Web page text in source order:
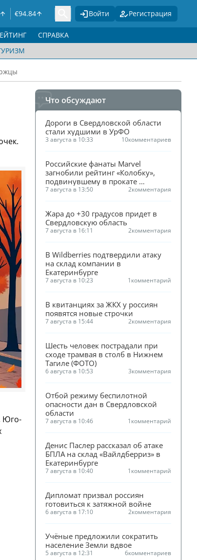
€94.84 Войти Регистрация
СПРАВКА
Юго-
Что обсуждают
Дороги в Свердловской области
стали худшими в УрФО
3 августа в 10:33 10комментариев
Российские фанаты Marvel
загнобили рейтинг «Колобку»,
подвинувшему в прокате
«Человека-паука»
7 августа в 13:50 2комментария
Жара до +30 градусов придет в
Свердловскую область
7 августа в 16:11 2комментария
В Wildberries подтвердили атаку
на склад компании в
Екатеринбурге
7 августа в 10:23 1комментарий
В квитанциях за ЖКХ у россиян
появятся новые строчки
7 августа в 15:44 2комментария
Шесть человек пострадали при
сходе трамвая в столб в Нижнем
Тагиле (ФОТО)
6 августа в 10:53 3комментария
Отбой режиму беспилотной
опасности дан в Свердловской
области
7 августа в 10:46 1комментарий
Денис Паслер рассказал об атаке
БПЛА на склад «Вайлдберриз» в
Екатеринбурге
7 августа в 10:40 1комментарий
Дипломат призвал россиян
готовиться к затяжной войне
6 августа в 17:10 2комментария
Учёные предложили сократить
население Земли вдвое
5 августа в 12:31 6комментариев